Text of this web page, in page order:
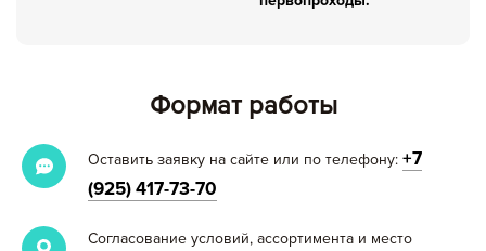
Формат работы
Оставить заявку на сайте или по телефону: +7
(925) 417-73-70
Согласование условий, ассортимента и место